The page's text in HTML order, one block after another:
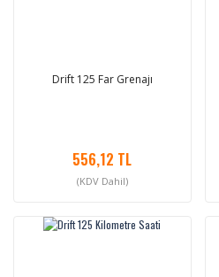
Drift 125 Far Grenajı
556,12 TL
(KDV Dahil)